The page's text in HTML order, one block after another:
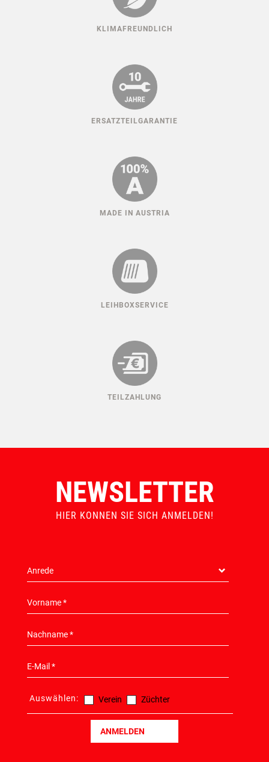
KLIMAFREUNDLICH
ERSATZTEILGARANTIE
MADE IN AUSTRIA
LEIHBOXSERVICE
TEILZAHLUNG
NEWSLETTER
HIER KONNEN SIE SICH ANMELDEN!
Auswählen: Verein Züchter
ANMELDEN